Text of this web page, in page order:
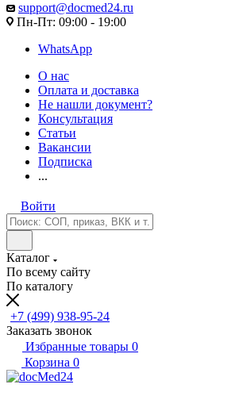
support@docmed24.ru
Пн-Пт: 09:00 - 19:00
WhatsApp
О нас
Оплата и доставка
Не нашли документ?
Консультация
Статьи
Вакансии
Подписка
...
Войти
Каталог
По всему сайту
По каталогу
+7 (499) 938-95-24
Заказать звонок
Избранные товары 0
Корзина 0